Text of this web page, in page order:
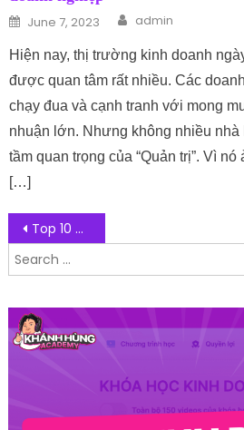
Posted on
June 7, 2023 Author
admin
Hiện nay, thị trường kinh doanh
được quan tâm rất nhiều. Các
chạy đua và cạnh tranh với mong
nhuận lớn. Nhưng không nhiều
tầm quan trọng của “Quản trị”. Vì
[…]
Post navigation
Top 10 nhà cung cấp VPS giá rẻ uy tín
Search for: